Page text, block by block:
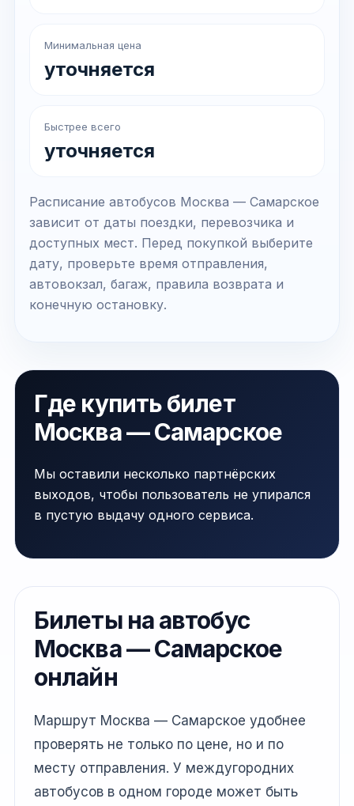
Минимальная цена
уточняется
Быстрее всего
уточняется
Расписание автобусов Москва — Самарское
зависит от даты поездки, перевозчика и
доступных мест. Перед покупкой выберите
дату, проверьте время отправления,
автовокзал, багаж, правила возврата и
конечную остановку.
Где купить билет
Москва — Самарское
Мы оставили несколько партнёрских
выходов, чтобы пользователь не упирался
в пустую выдачу одного сервиса.
Билеты на автобус
Москва — Самарское
онлайн
Маршрут Москва — Самарское удобнее
проверять не только по цене, но и по
месту отправления. У междугородних
автобусов в одном городе может быть